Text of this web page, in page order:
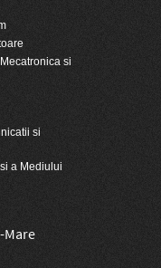
si
si
a Mediului
Mare